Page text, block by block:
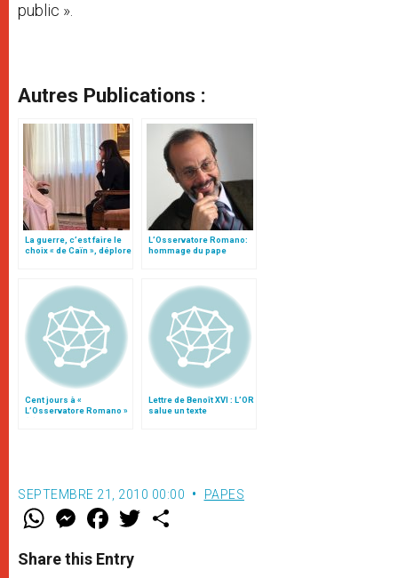
public ».
Autres Publications :
La guerre, c’est faire le
choix « de Caïn », déplore
L’Osservatore Romano:
hommage du pape
Cent jours à «
L’Osservatore Romano »
(II)
Lettre de Benoît XVI : L’OR
salue un texte
SEPTEMBRE 21, 2010 00:00 PAPES
W
t
s
M
e
s
e
F
a
e
b
w
Share this Entry